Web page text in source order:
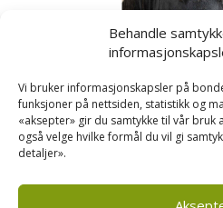
Behandle
Vi bruker informasjonskapsler på
funksjoner på nettsiden, statistikk og
«aksepter» gir du samtykke til vår bruk
også velge hvilke formål du vil gi
detaljer».Kusignal
om kusignal i eit eige hefte.